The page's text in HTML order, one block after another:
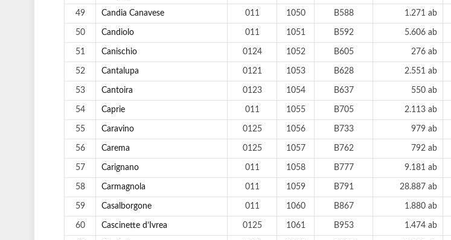
49 Candia Canavese 011 1050 B588 1.271 ab
50 Candiolo 011 1051 B592 5.606 ab
51 Canischio 0124 1052 B605 276 ab
52 Cantalupa 0121 1053 B628 2.551 ab
53 Cantoira 0123 1054 B637 550 ab
54 Caprie 011 1055 B705 2.113 ab
55 Caravino 0125 1056 B733 979 ab
56 Carema 0125 1057 B762 792 ab
57 Carignano 011 1058 B777 9.181 ab
58 Carmagnola 011 1059 B791 28.887 ab
59 Casalborgone 011 1060 B867 1.880 ab
60 Cascinette d’Ivrea 0125 1061 B953 1.474 ab